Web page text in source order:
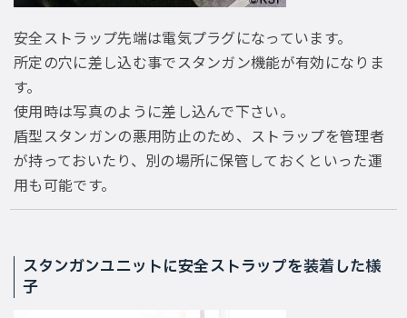
安全ストラップ先端は電気プラグになっています。
所定の穴に差し込む事でスタンガン機能が有効になりま
す。
使用時は写真のように差し込んで下さい。
盾型スタンガンの悪用防止のため、ストラップを管理者
が持っておいたり、別の場所に保管しておくといった運
用も可能です。
スタンガンユニットに安全ストラップを装着した様
子